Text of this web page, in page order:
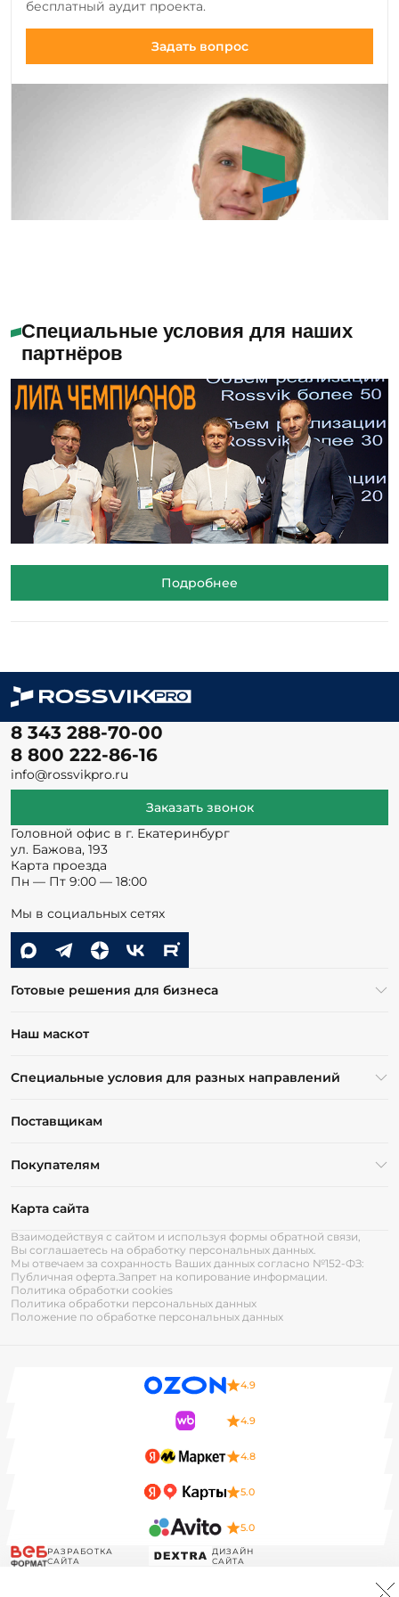
существующие модели.
бесплатный аудит проекта.
Задать вопрос
Специальные условия для наших
партнёров
Подробнее
8 343 288-70-00
8 800 222-86-16
info@rossvikpro.ru
Заказать звонок
Головной офис в г. Екатеринбург
ул. Бажова, 193
Карта проезда
Пн — Пт 9:00 — 18:00
Мы в социальных сетях
Готовые решения для бизнеса
Наш маскот
Специальные условия для разных направлений
Поставщикам
Покупателям
Карта сайта
Взаимодействуя с сайтом и используя формы обратной связи,
Вы соглашаетесь на обработку персональных данных.
Мы отвечаем за сохранность Ваших данных согласно №152-ФЗ:
Публичная оферта.Запрет на копирование информации.
Политика обработки cookies
Политика обработки персональных данных
Положение по обработке персональных данных
4.9
4.9
4.8
5.0
5.0
РАЗРАБОТКА
САЙТА
ДИЗАЙН
САЙТА